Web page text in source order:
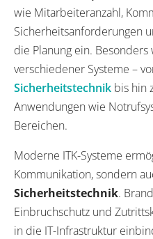
wie Mitarbeiteranzahl,
Sicherheitsanforderungen
die Planung ein.
verschiedener Systeme –
Sicherheitstechnik bis hin
Anwendungen wie
Bereichen.
Moderne ITK-Systeme
Kommunikation, sondern
Sicherheitstechnik.
Einbruchschutz und
in die IT-Infrastruktur